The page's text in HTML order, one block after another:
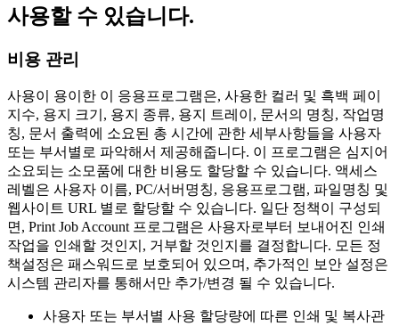
사용할 수 있습니다.
비용 관리
사용이 용이한 이 응용프로그램은, 사용한 컬러 및 흑백 페이
지수, 용지 크기, 용지 종류, 용지 트레이, 문서의 명칭, 작업명
칭, 문서 출력에 소요된 총 시간에 관한 세부사항들을 사용자
또는 부서별로 파악해서 제공해줍니다. 이 프로그램은 심지어
소요되는 소모품에 대한 비용도 할당할 수 있습니다. 액세스
레벨은 사용자 이름, PC/서버명칭, 응용프로그램, 파일명칭 및
웹사이트 URL 별로 할당할 수 있습니다. 일단 정책이 구성되
면, Print Job Account 프로그램은 사용자로부터 보내어진 인쇄
작업을 인쇄할 것인지, 거부할 것인지를 결정합니다. 모든 정
책설정은 패스워드로 보호되어 있으며, 추가적인 보안 설정은
시스템 관리자를 통해서만 추가/변경 될 수 있습니다.
사용자 또는 부서별 사용 할당량에 따른 인쇄 및 복사관